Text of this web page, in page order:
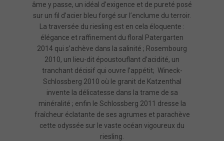
âme y passe, un idéal d’exigence et de pureté posé
sur un fil d’acier bleu forgé sur l’enclume du terroir.
La traversée du riesling est en cela éloquente :
élégance et raffinement du floral Patergarten
2014 qui s’achève dans la salinité ; Rosembourg
2010, un lieu-dit époustouflant d’acidité, un
tranchant décisif qui ouvre l’appétit; Wineck-
Schlossberg 2010 où le granit de Katzenthal
invente la délicatesse dans la trame de sa
minéralité ; enfin le Schlossberg 2011 dresse la
fraîcheur éclatante de ses agrumes et parachève
cette odyssée sur le vaste océan vigoureux du
riesling.